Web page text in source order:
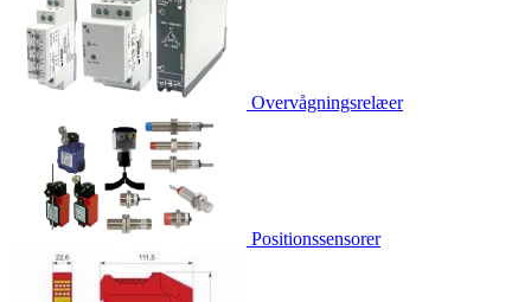
Overvågningsrelæer
Positionssensorer